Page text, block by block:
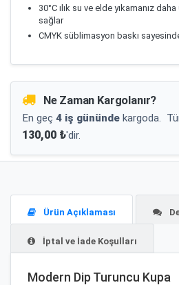
30°C ılık su ve elde yıkamanız
sağlar
CMYK süblimasyon baskı
Ne Zaman Kargolanır?
En geç 4 iş gününde kargoda.
130,00 ₺'dir.
Ürün Açıklaması
İptal ve İade Koşulları
Modern Dip Turuncu Kupa